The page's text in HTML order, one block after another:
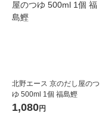
北野エース 京のだし屋のつ
ゆ 500ml 1個 福島鰹
1,080円